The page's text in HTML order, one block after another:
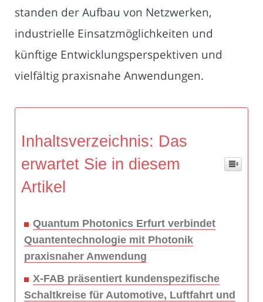
standen der Aufbau von Netzwerken,
industrielle Einsatzmöglichkeiten und
künftige Entwicklungsperspektiven und
vielfältig praxisnahe Anwendungen.
Inhaltsverzeichnis: Das
erwartet Sie in diesem
Artikel
Quantum Photonics Erfurt verbindet
Quantentechnologie mit Photonik
praxisnaher Anwendung
X-FAB präsentiert kundenspezifische
Schaltkreise für Automotive, Luftfahrt und